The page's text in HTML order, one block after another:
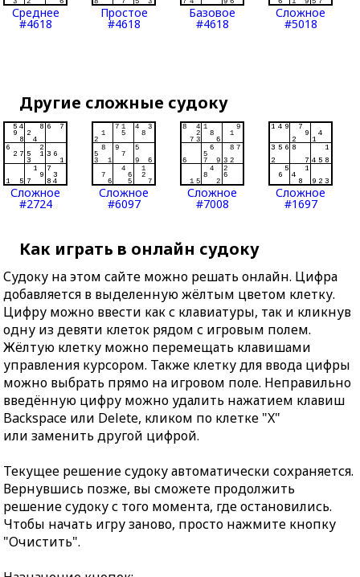
Среднее
#4618
Простое
#4618
Базовое
#4618
Сложное
#5018
Другие сложные судоку
Сложное
#2724
Сложное
#6097
Сложное
#7008
Сложное
#1697
Как играть в онлайн судоку
Судоку на этом сайте можно решать онлайн. Цифра
добавляется в выделенную жёлтым цветом клетку.
Цифру можно ввести как с клавиатуры, так и кликнув
одну из девяти клеток рядом с игровым полем.
Жёлтую клетку можно перемещать клавишами
управления курсором. Также клетку для ввода цифры
можно выбрать прямо на игровом поле. Неправильно
введённую цифру можно удалить нажатием клавиш
Backspace или Delete, кликом по клетке "X"
или заменить другой цифрой.
Текущее решение судоку автоматически сохраняется.
Вернувшись позже, вы сможете продолжить
решение судоку с того момента, где остановились.
Чтобы начать игру заново, просто нажмите кнопку
"Очистить".